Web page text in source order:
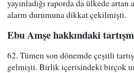
yayınladığı raporda da ülkede
alarm durumuna dikkat çekilmişti.
Ebu Amşe hakkındaki
62. Tümen son dönemde çeşitli
gelmişti. Birlik içerisindeki birçok